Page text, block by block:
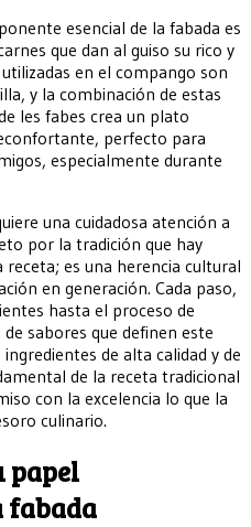
esencial de la fabada es
que dan al guiso su rico y
en el compango son
y la combinación de estas
les fabes crea un plato
perfecto para
especialmente durante
una cuidadosa atención a
por la tradición que hay
es una herencia cultural
en generación. Cada paso,
hasta el proceso de
sabores que definen este
de alta calidad y de
de la receta tradicional
con la excelencia lo que la
culinario.
papel
fabada